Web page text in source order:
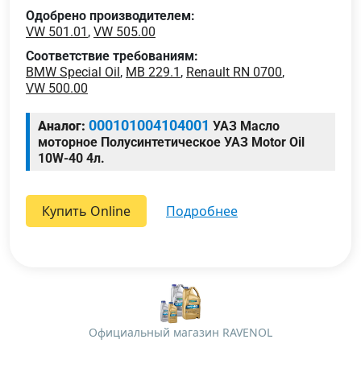
Одобрено производителем:
VW 501.01 , VW 505.00
Соответствие требованиям:
BMW Special Oil, MB 229.1 , Renault RN 0700,
VW 500.00
Аналог: 000101004104001 УАЗ Масло
моторное Полусинтетическое УАЗ Motor Oil
10W-40 4л.
Купить Online подробнее
Официальный магазин RAVENOL